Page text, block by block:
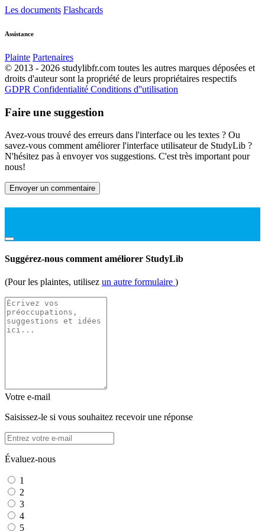
Les documents Flashcards
Assistance
Plainte Partenaires
© 2013 - 2026 studylibfr.com toutes les autres marques déposées et
droits d'auteur sont la propriété de leurs propriétaires respectifs
GDPR Confidentialité Conditions d''utilisation
Faire une suggestion
Avez-vous trouvé des erreurs dans l'interface ou les textes ? Ou
savez-vous comment améliorer l'interface utilisateur de StudyLib ?
N'hésitez pas à envoyer vos suggestions. C'est très important pour
nous!
Envoyer un commentaire
Suggérez-nous comment améliorer StudyLib
(Pour les plaintes, utilisez un autre formulaire )
Votre e-mail
Saisissez-le si vous souhaitez recevoir une réponse
Évaluez-nous
1
2
3
4
5